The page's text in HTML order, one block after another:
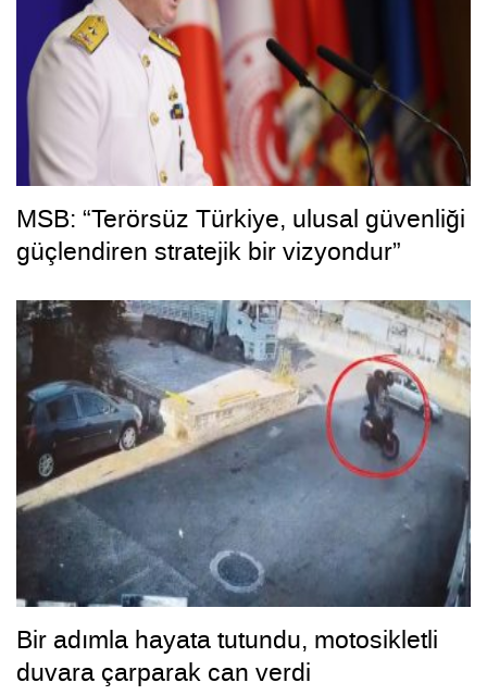
MSB: “Terörsüz Türkiye, ulusal güvenliği
güçlendiren stratejik bir vizyondur”
Bir adımla hayata tutundu, motosikletli
duvara çarparak can verdi